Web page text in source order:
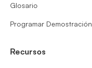
Glosario
Programar Demostración
Recursos